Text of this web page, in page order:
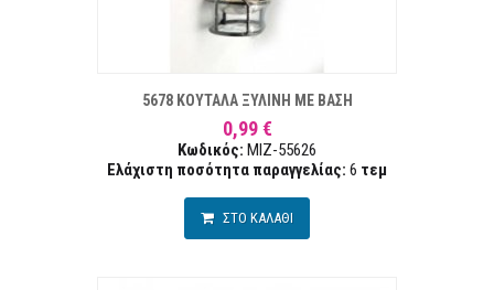
5678 ΚΟΥΤΑΛΑ ΞΥΛΙΝΗ ΜΕ ΒΑΣΗ
0,99 €
Κωδικός: MIZ-55626
Ελάχιστη ποσότητα παραγγελίας: 6 τεμ
ΣΤΟ ΚΑΛΑΘΙ